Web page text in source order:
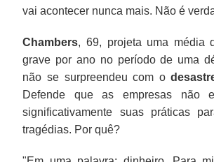
vai acontecer nunca mais. Não é
Chambers, 69, projeta uma média
grave por ano no período de uma
não se surpreendeu com o
Defende que as empresas não
significativamente suas práticas
tragédias. Por quê?